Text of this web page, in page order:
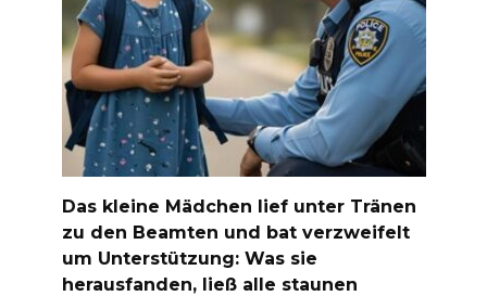
Das kleine Mädchen lief unter Tränen
zu den Beamten und bat verzweifelt
um Unterstützung: Was sie
herausfanden, ließ alle staunen